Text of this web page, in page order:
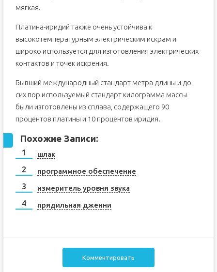
мягкая.
Платина-иридий также очень устойчива к
высокотемпературным электрическим искрам и
широко используется для изготовления электрических
контактов и точек искрения.
Бывший международный стандарт метра длины и до
сих пор используемый стандарт килограмма массы
были изготовлены из сплава, содержащего 90
процентов платины и 10 процентов иридия.
Похожие Записи:
шлак
программное обеспечение
измеритель уровня звука
прядильная дженни
Комментировать